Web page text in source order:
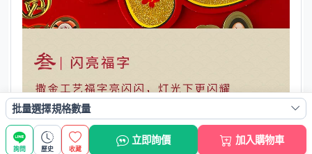
批量選擇規格數量
詢問 歷史 收藏
立即詢價 加入購物車